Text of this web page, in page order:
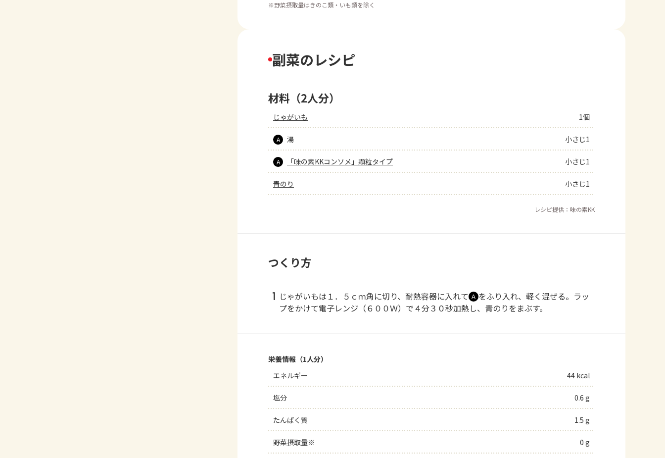
※野菜摂取量はきのこ類・いも類を除く
副菜のレシピ
材料（2人分）
じゃがいも 1個
A 湯 小さじ1
A 「味の素KKコンソメ」顆粒タイプ 小さじ1
青のり 小さじ1
レシピ提供：味の素KK
つくり方
1 じゃがいもは１．５ｃｍ角に切り、耐熱容器に入れて Ａ をふり入れ、軽く混ぜる。ラッ
プをかけて電子レンジ（６００Ｗ）で４分３０秒加熱し、青のりをまぶす。
栄養情報（1人分）
エネルギー
44 kcal
塩分 0.6 g
たんぱく質 1.5 g
野菜摂取量※ 0 g